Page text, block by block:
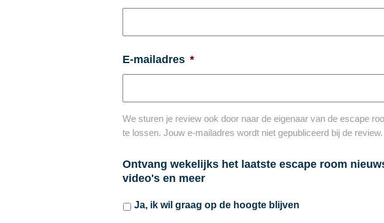
E-mailadres *
We sturen je review ook door naar de eigenaar van de escape
te lossen. Jouw e-mailadres wordt niet gepubliceerd bij de review.
Ontvang wekelijks het laatste escape room
video's en meer
Ja, ik wil graag op de hoogte blijven